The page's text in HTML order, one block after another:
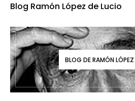
Blog Ramón López de Lucio
BLOG DE RAMÓN